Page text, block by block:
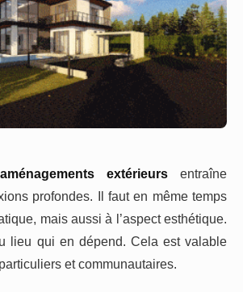
aménagements extérieurs entraîne
profondes. Il faut en même temps
mais aussi à l’aspect esthétique.
lieu qui en dépend. Cela est valable
et communautaires.